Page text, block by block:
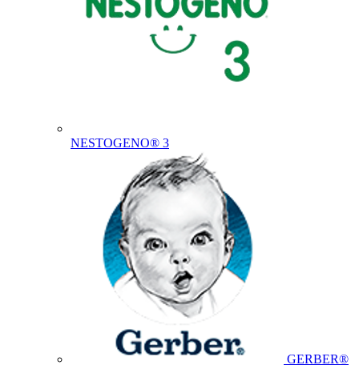
NESTOGENO® 3
GERBER®